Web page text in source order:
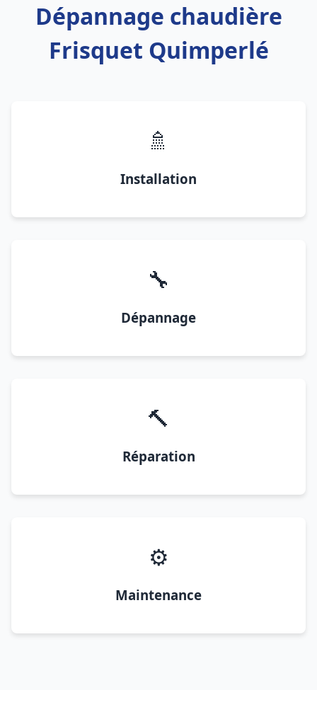
Dépannage chaudière
Frisquet Quimperlé
🚿
Installation
🔧
Dépannage
🔨
Réparation
⚙️
Maintenance